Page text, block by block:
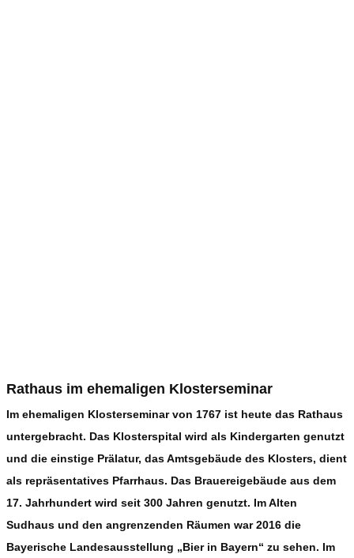
Rathaus im ehemaligen Klosterseminar
Im ehemaligen Klosterseminar von 1767 ist heute das Rathaus
untergebracht. Das Klosterspital wird als Kindergarten genutzt
und die einstige Prälatur, das Amtsgebäude des Klosters, dient
als repräsentatives Pfarrhaus. Das Brauereigebäude aus dem
17. Jahrhundert wird seit 300 Jahren genutzt. Im Alten
Sudhaus und den angrenzenden Räumen war 2016 die
Bayerische Landesausstellung „Bier in Bayern“ zu sehen. Im